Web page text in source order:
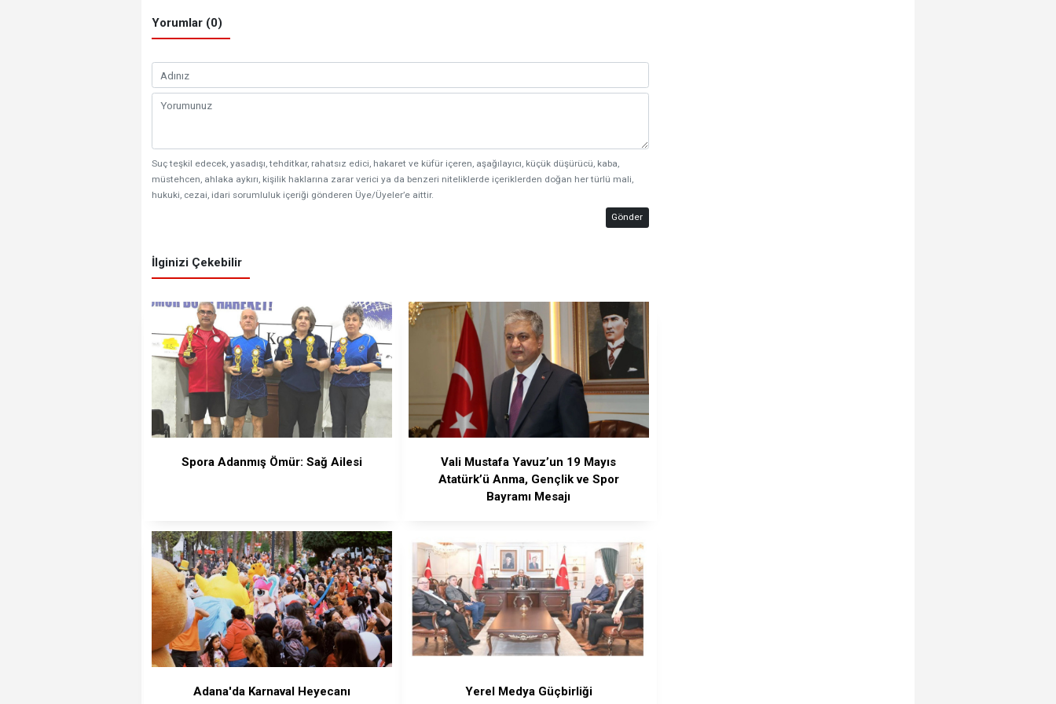
Yorumlar (0)
Suç teşkil edecek, yasadışı, tehditkar, rahatsız edici, hakaret ve küfür içeren, aşağılayıcı, küçük düşürücü, kaba,
müstehcen, ahlaka aykırı, kişilik haklarına zarar verici ya da benzeri niteliklerde içeriklerden doğan her türlü mali,
hukuki, cezai, idari sorumluluk içeriği gönderen Üye/Üyeler’e aittir.
Gönder
İlginizi Çekebilir
Spora Adanmış Ömür: Sağ Ailesi
Vali Mustafa Yavuz’un 19 Mayıs
Atatürk’ü Anma, Gençlik ve Spor
Bayramı Mesajı
Adana'da Karnaval Heyecanı
Yerel Medya Güçbirliği